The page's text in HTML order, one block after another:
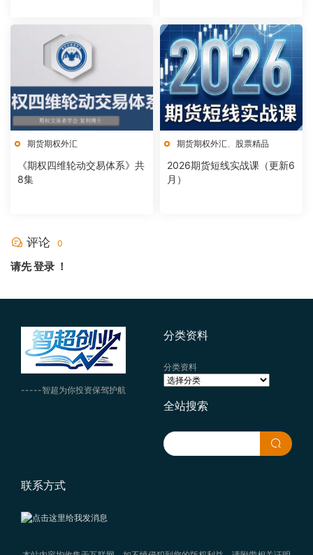
期货期权外汇
《期权四维轮动交易体系》共
8集
期货期权外汇、 股票精品
2026期货短线实战课（更新6
月）
评论 0
请先登录 ！
-----智超为你投资保驾护航
分类资料
分类资料
全站搜索
联系方式